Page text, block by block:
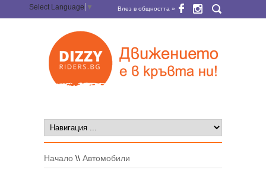
Select Language ▼ Влез в общността »
Начало \\ Автомобили